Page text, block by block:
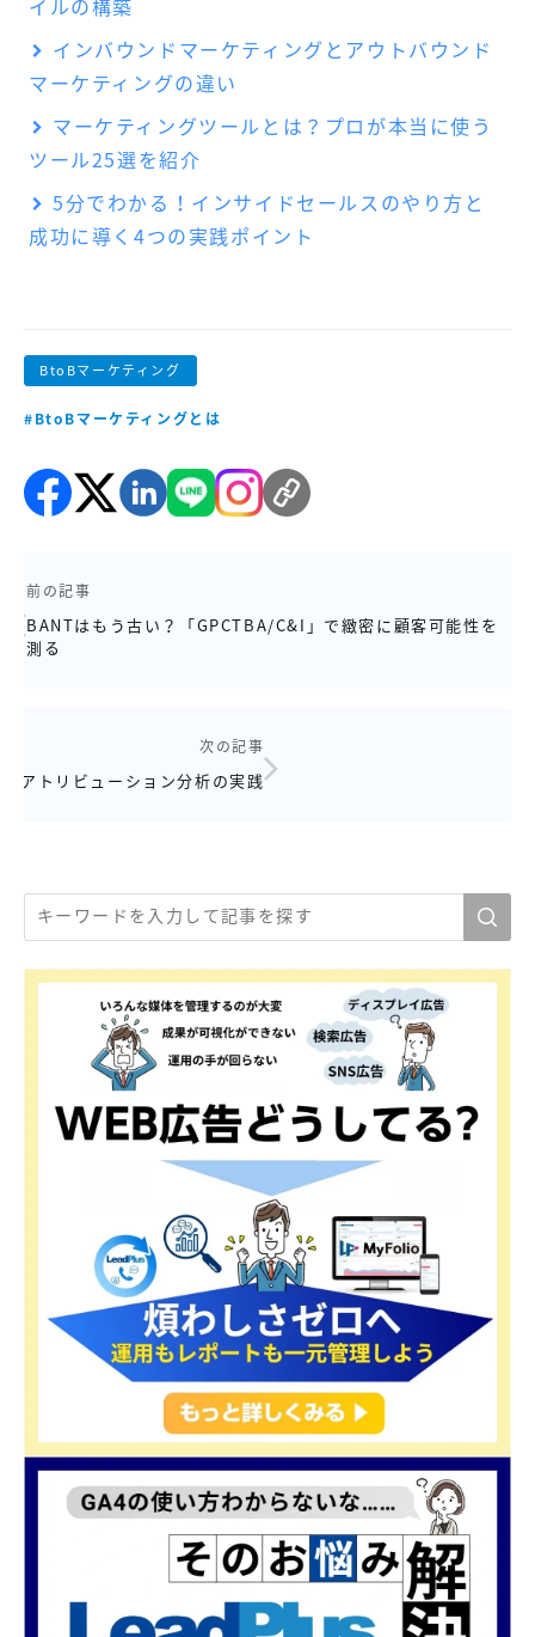
BtoBマーケティング
#BtoBマーケティングとは
前の記事
BANTはもう古い？「GPCTBA/C&I」で緻密に顧客可能性を
測る
次の記事
アトリビューション分析の実践
イルの構築
インバウンドマーケティングとアウトバウンド
マーケティングの違い
マーケティングツールとは？プロが本当に使う
ツール25選を紹介
5分でわかる！インサイドセールスのやり方と
成功に導く4つの実践ポイント